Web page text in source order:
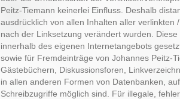
Peitz-Tiemann keinerlei Einfluss. Deshalb
ausdrücklich von allen Inhalten aller verlinkten
nach der Linksetzung verändert wurden.
innerhalb des eigenen Internetangebots
sowie für Fremdeinträge von Johannes Peitz-
Gästebüchern, Diskussionsforen,
in allen anderen Formen von Datenbanken,
Schreibzugriffe möglich sind. Für illegale,